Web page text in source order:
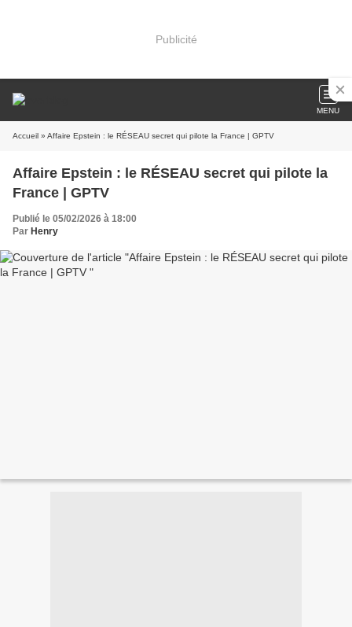
Publicité
MENU
Accueil » Affaire Epstein : le RÉSEAU secret qui pilote la France | GPTV
Affaire Epstein : le RÉSEAU secret qui pilote la
France | GPTV
Publié le 05/02/2026 à 18:00
Par Henry